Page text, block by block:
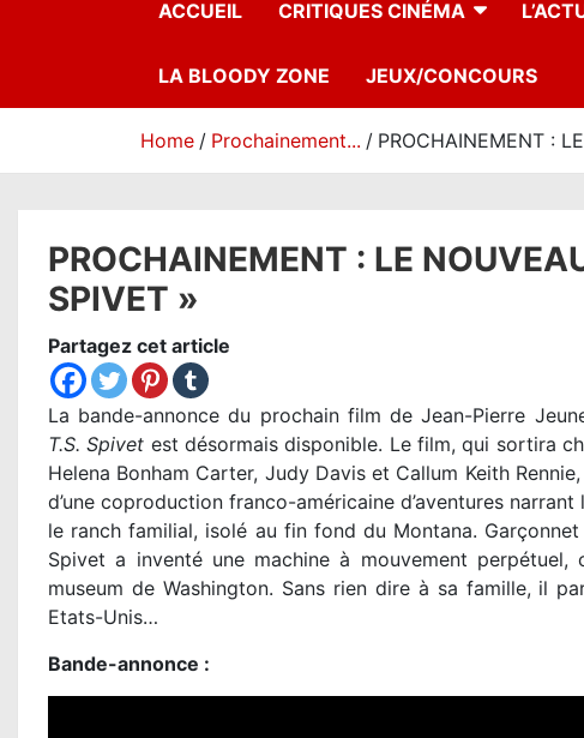
ACCUEIL CRITIQUES CINÉMA
LA BLOODY ZONE JEUX/CONCOURS
Home Prochainement... PROCHAINEMENT :
PROCHAINEMENT : LE
SPIVET »
Partagez cet article
La bande-annonce du prochain film de Jean-Pierre
T.S. Spivet est désormais disponible. Le film, qui sortira
Helena Bonham Carter, Judy Davis et Callum Keith
d’une coproduction franco-américaine d’aventures
le ranch familial, isolé au fin fond du Montana.
Spivet a inventé une machine à mouvement
museum de Washington. Sans rien dire à sa famille, il
Etats-Unis…
Bande-annonce :